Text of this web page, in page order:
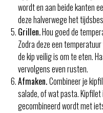
wordt en aan beide kanten
deze halverwege het
Grillen.Hou goed de
Zodra deze een temperatuur
de kip veilig is om te eten.
vervolgens even rusten.
Afmaken.Combineer je
salade, of wat pasta.
gecombineerd wordt met